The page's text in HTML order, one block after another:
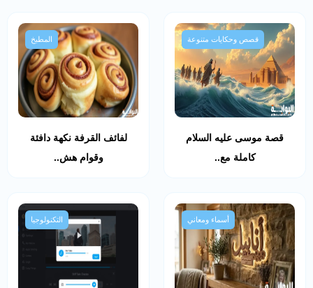
قصص وحكايات متنوعة
قصة موسى عليه السلام
كاملة مع..
المطبخ
لفائف القرفة نكهة دافئة
وقوام هش..
أسماء ومعاني التكنولوجيا